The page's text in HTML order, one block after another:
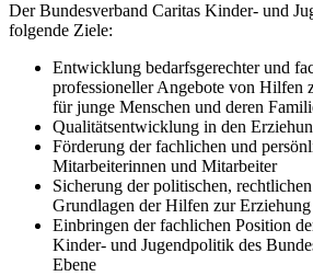
Der Bundesverband Caritas Kinder- und
folgende Ziele:
Entwicklung bedarfsgerechter und
professioneller Angebote von Hilfen
für junge Menschen und deren
Qualitätsentwicklung in den
Förderung der fachlichen und
Mitarbeiterinnen und Mitarbeiter
Sicherung der politischen,
Grundlagen der Hilfen zur Erziehung
Einbringen der fachlichen Position
Kinder- und Jugendpolitik des
Ebene